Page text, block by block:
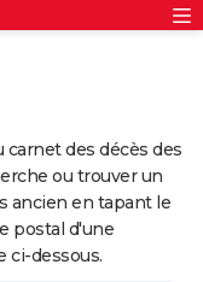
des décès des
ou trouver un
ancien en tapant le
postal d'une
ci-dessous.